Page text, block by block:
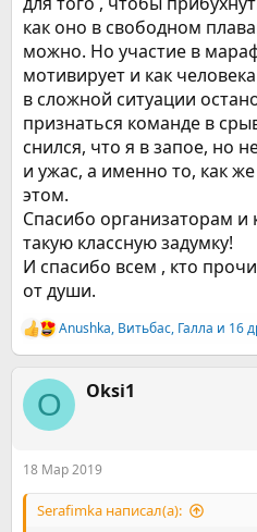
как оно в свободном
можно. Но участие в
мотивирует и как
в сложной ситуации
признаться команде в
снился, что я в запое, но
и ужас, а именно то, как
этом.
Спасибо организаторам
такую классную задумку!
И спасибо всем , кто
от души.
Р
е
к
ц
и
Anushka, Витьбас, Галла и 16
O Oksi1
18 Мар 2019
Serafimka написал(а):